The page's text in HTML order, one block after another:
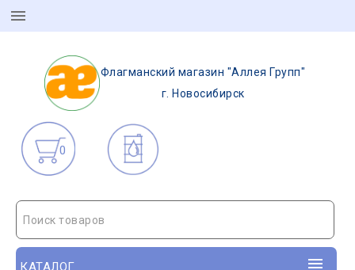
Флагманский магазин "Аллея Групп"
г. Новосибирск
0
Поиск товаров
КАТАЛОГ